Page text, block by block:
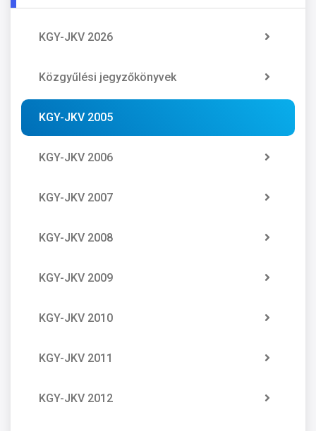
KGY-JKV 2026
Közgyűlési jegyzőkönyvek
KGY-JKV 2005
KGY-JKV 2006
KGY-JKV 2007
KGY-JKV 2008
KGY-JKV 2009
KGY-JKV 2010
KGY-JKV 2011
KGY-JKV 2012